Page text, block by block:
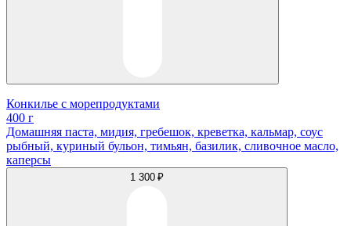
Конкилье с морепродуктами
400 г
Домашняя паста, мидия, гребешок, креветка, кальмар, соус
рыбный, куриный бульон, тимьян, базилик, сливочное масло,
каперсы
1 300 ₽